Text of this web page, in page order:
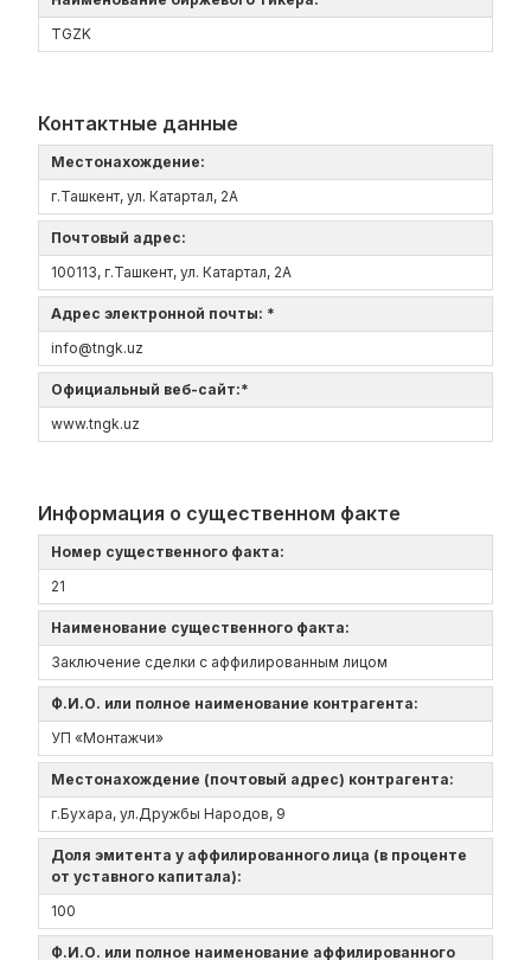
TGZK
Контактные данные
Местонахождение:
г.Ташкент, ул. Катартал, 2А
Почтовый адрес:
100113, г.Ташкент, ул. Катартал, 2А
Адрес электронной почты: *
info@tngk.uz
Официальный веб-сайт:*
www.tngk.uz
Информация о существенном факте
Номер существенного факта:
21
Наименование существенного факта:
Заключение сделки с аффилированным лицом
Ф.И.О. или полное наименование контрагента:
УП «Монтажчи»
Местонахождение (почтовый адрес) контрагента:
г.Бухара, ул.Дружбы Народов, 9
Доля эмитента у аффилированного лица (в проценте
от уставного капитала):
100
Ф.И.О. или полное наименование аффилированного